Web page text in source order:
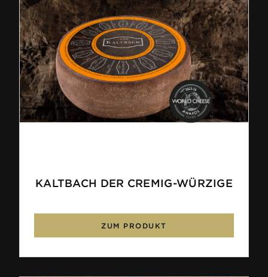
KALTBACH DER CREMIG-WÜRZIGE
ZUM PRODUKT